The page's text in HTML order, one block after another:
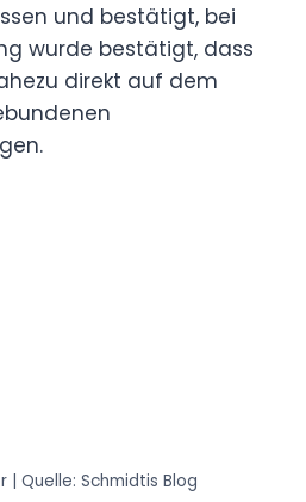
und bestätigt, bei
wurde bestätigt, dass
direkt auf dem
| Quelle: Schmidtis Blog